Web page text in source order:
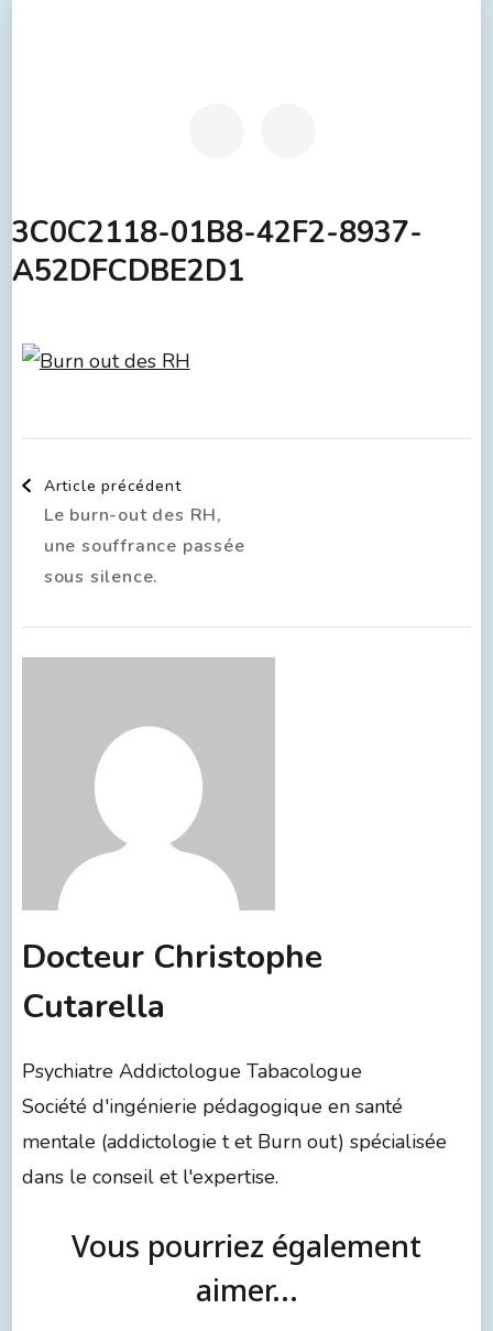
3C0C2118-01B8-42F2-8937-
A52DFCDBE2D1
Article précédent
Le burn-out des RH,
une souffrance passée
sous silence.
Docteur Christophe
Cutarella
Psychiatre Addictologue Tabacologue
Société d'ingénierie pédagogique en santé
mentale (addictologie t et Burn out) spécialisée
dans le conseil et l'expertise.
Vous pourriez également
aimer...